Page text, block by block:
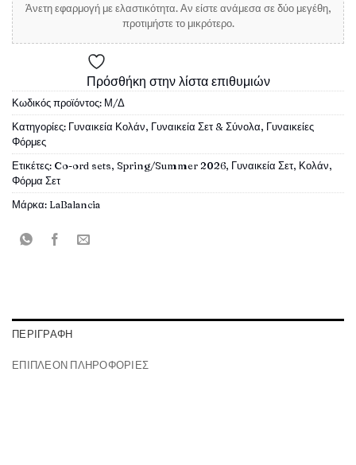
Άνετη εφαρμογή με ελαστικότητα. Αν είστε ανάμεσα σε δύο μεγέθη,
προτιμήστε το μικρότερο.
Πρόσθήκη στην λίστα επιθυμιών
Κωδικός προϊόντος: Μ/Δ
Κατηγορίες: Γυναικεία Κολάν, Γυναικεία Σετ & Σύνολα, Γυναικείες
Φόρμες
Ετικέτες: Co-ord sets, Spring/Summer 2026, Γυναικεία Σετ, Κολάν,
Φόρμα Σετ
Μάρκα: LaBalancia
ΠΕΡΙΓΡΑΦΉ
ΕΠΙΠΛΈΟΝ ΠΛΗΡΟΦΟΡΊΕΣ